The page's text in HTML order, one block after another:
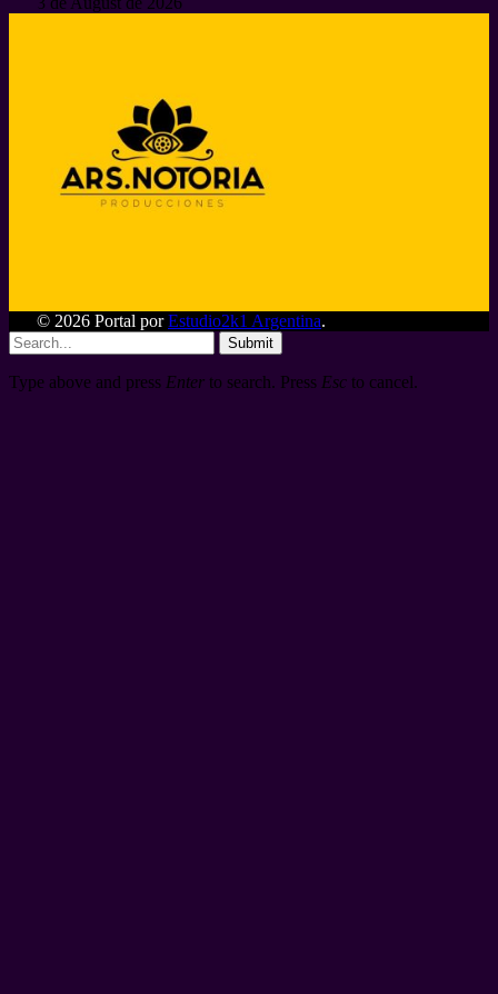
© 2026 Portal porEstudio2k1 Argentina.
Submit
Type above and press Enter to search. Press Esc to cancel.